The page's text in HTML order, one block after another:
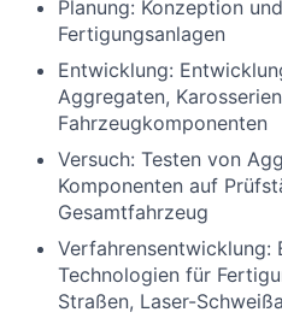
Planung: Konzeption
Fertigungsanlagen
Entwicklung:
Aggregaten,
Fahrzeugkomponenten
Versuch: Testen von
Komponenten auf
Gesamtfahrzeug
Verfahrensentwicklung:
Technologien für
Straßen, Laser-